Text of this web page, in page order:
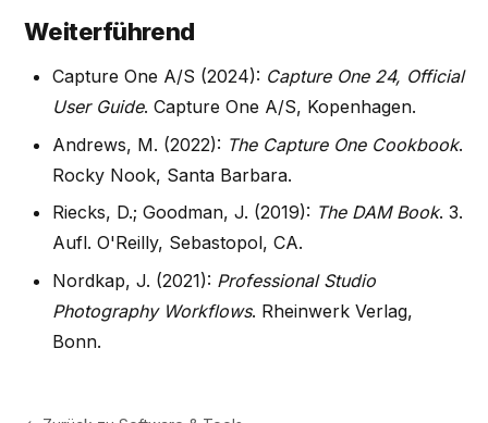
Weiterführend
Capture One A/S (2024): Capture One 24, Official
User Guide. Capture One A/S, Kopenhagen.
Andrews, M. (2022): The Capture One Cookbook.
Rocky Nook, Santa Barbara.
Riecks, D.; Goodman, J. (2019): The DAM Book. 3.
Aufl. O'Reilly, Sebastopol, CA.
Nordkap, J. (2021): Professional Studio
Photography Workflows. Rheinwerk Verlag,
Bonn.